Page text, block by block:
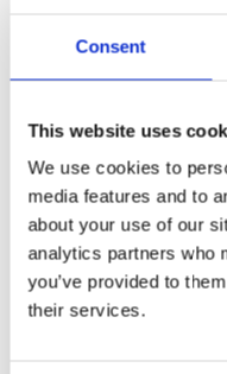
Consent
This website uses
We use cookies to
media features and to
about your use of our
analytics partners who
you’ve provided to
their services.
Ref: